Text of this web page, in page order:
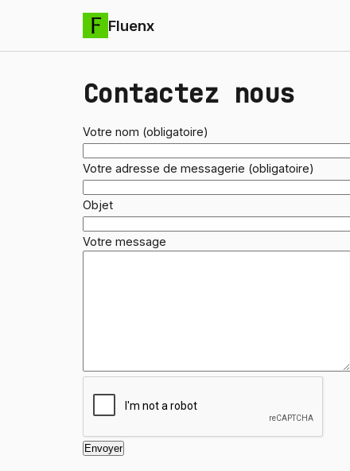
Fluenx
Contactez nous
Votre nom (obligatoire)
Votre adresse de messagerie (obligatoire)
Objet
Votre message